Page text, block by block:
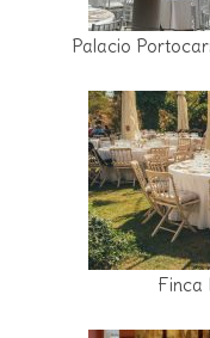
Palacio
Finca